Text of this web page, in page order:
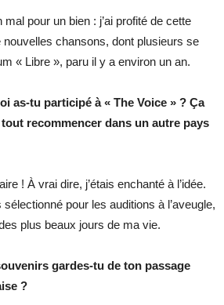
pour un bien : j’ai profité de cette
chansons, dont plusieurs se
« Libre », paru il y a environ un an.
as-tu participé à « The Voice » ? Ça
tout recommencer dans un autre pays
! À vrai dire, j’étais enchanté à l’idée.
sélectionné pour les auditions à l’aveugle,
plus beaux jours de ma vie.
gardes-tu de ton passage
?